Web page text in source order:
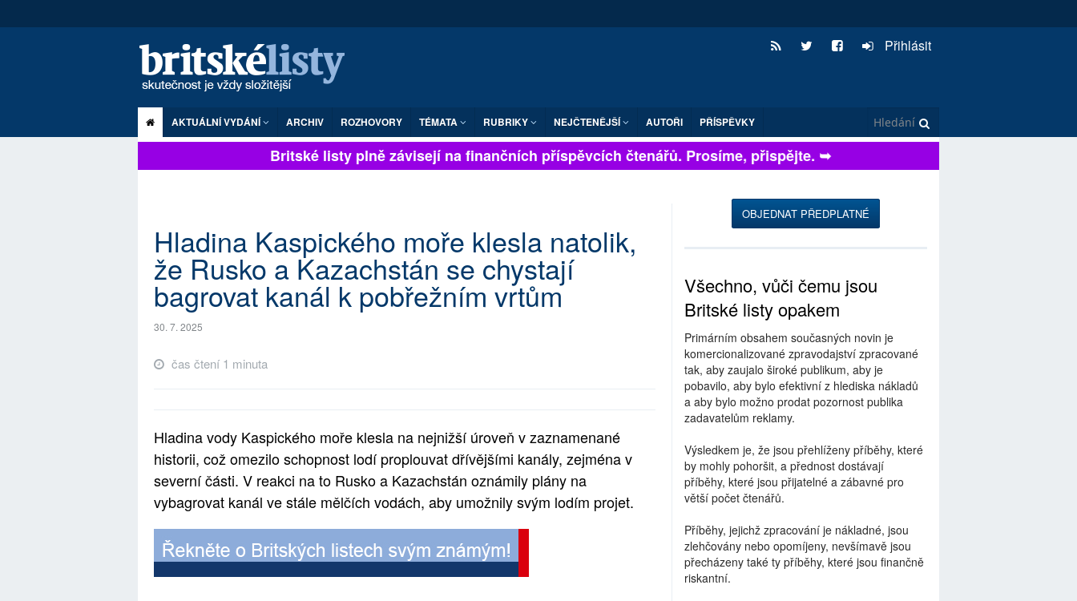
Přihlásit
AKTUÁLNÍ VYDÁNÍ ARCHIV ROZHOVORY TÉMATA RUBRIKY NEJČTENĚJŠÍ AUTOŘI PŘÍSPĚVKY
Britské listy plně závisejí na finančních příspěvcích čtenářů. Prosíme, přispějte. ➥
Hladina Kaspického moře klesla natolik,
že Rusko a Kazachstán se chystají
bagrovat kanál k pobřežním vrtům
30. 7. 2025
čas čtení 1 minuta
Hladina vody Kaspického moře klesla na nejnižší úroveň v zaznamenané
historii, což omezilo schopnost lodí proplouvat dřívějšími kanály, zejména v
severní části. V reakci na to Rusko a Kazachstán oznámily plány na
vybagrovat kanál ve stále mělčích vodách, aby umožnily svým lodím projet.
OBJEDNAT PŘEDPLATNÉ
Všechno, vůči čemu jsou
Britské listy opakem
Primárním obsahem současných novin je
komercionalizované zpravodajství zpracované
tak, aby zaujalo široké publikum, aby je
pobavilo, aby bylo efektivní z hlediska nákladů
a aby bylo možno prodat pozornost publika
zadavatelům reklamy.
Výsledkem je, že jsou přehlíženy příběhy, které
by mohly pohoršit, a přednost dostávají
příběhy, které jsou přijatelné a zábavné pro
větší počet čtenářů.
Příběhy, jejichž zpracování je nákladné, jsou
zlehčovány nebo opomíjeny, nevšímavě jsou
přecházeny také ty příběhy, které jsou finančně
riskantní.